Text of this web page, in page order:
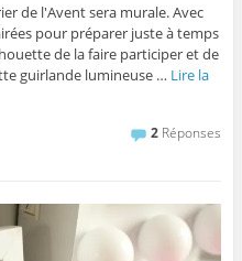
de l'Avent sera murale. Avec
pour préparer juste à temps
de la faire participer et de
guirlande lumineuse … Lire la
2 Réponses